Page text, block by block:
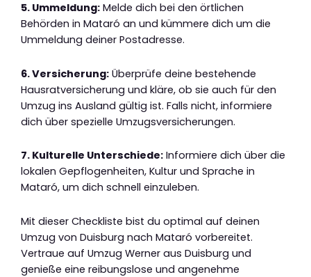
5. Ummeldung: Melde dich bei den örtlichen
Behörden in Mataró an und kümmere dich um die
Ummeldung deiner Postadresse.
6. Versicherung: Überprüfe deine bestehende
Hausratversicherung und kläre, ob sie auch für den
Umzug ins Ausland gültig ist. Falls nicht, informiere
dich über spezielle Umzugsversicherungen.
7. Kulturelle Unterschiede: Informiere dich über die
lokalen Gepflogenheiten, Kultur und Sprache in
Mataró, um dich schnell einzuleben.
Mit dieser Checkliste bist du optimal auf deinen
Umzug von Duisburg nach Mataró vorbereitet.
Vertraue auf Umzug Werner aus Duisburg und
genieße eine reibungslose und angenehme